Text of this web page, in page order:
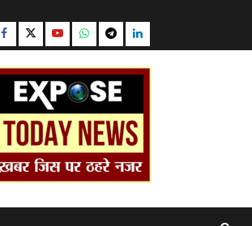
Facebook
TwitterYouTubeWhatsapp
TelegramLinkedin